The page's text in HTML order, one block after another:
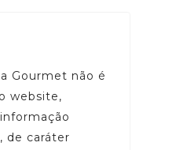
Gourmet não é
website,
de caráter